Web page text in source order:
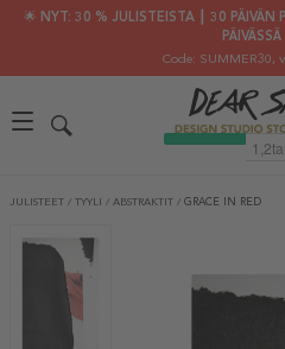
🌟 NYT: 30 % JULISTEISTA ┃ 30 PÄIVÄN
PÄIVÄSSÄ
Code: SUMMER30,
JULISTEET / TYYLI / ABSTRAKTIT / GRACE IN RED